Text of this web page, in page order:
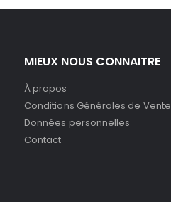
MIEUX NOUS CONNAITRE
À propos
Conditions Générales de Vente
Données personnelles
Contact